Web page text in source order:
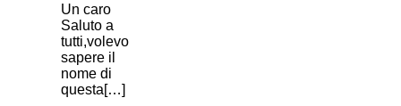
Un caro
Saluto a
tutti,volevo
sapere il
nome di
questa[…]